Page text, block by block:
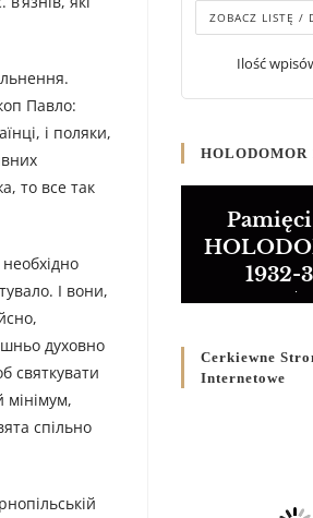
Павло:
і поляки,
то все так
І вони,
духовно
святкувати
мінімум,
спільно
літургії
Булла
Розпорядження
Кир Володимира
про вживання
книг на
богослужіннях
ZOBACZ LISTĘ /
Ilość
HOLODOMOR
1932-
Cerkiewne
Internetowe